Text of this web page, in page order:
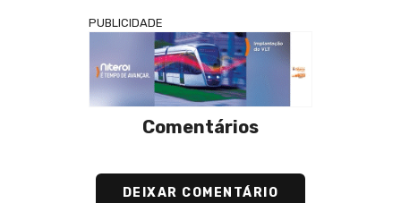
PUBLICIDADE
Comentários
DEIXAR COMENTÁRIO